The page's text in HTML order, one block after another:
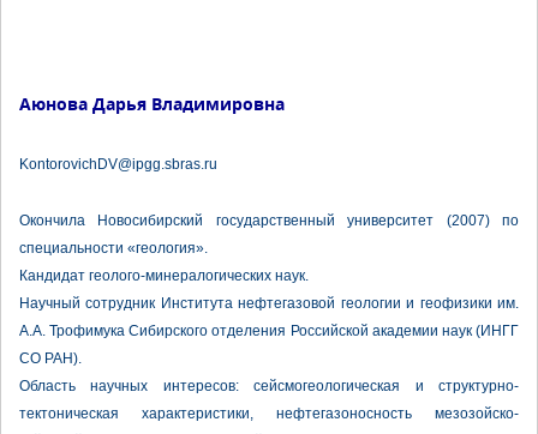
Аюнова Дарья Владимировна
KontorovichDV@ipgg.sbras.ru
Окончила Новосибирский государственный университет (2007) по
специальности «геология».
Кандидат геолого-минералогических наук.
Научный сотрудник Института нефтегазовой геологии и геофизики им.
А.А. Трофимука Сибирского отделения Российской академии наук (ИНГГ
СО РАН).
Область научных интересов: сейсмогеологическая и структурно-
тектоническая характеристики, нефтегазоносность мезозойско-